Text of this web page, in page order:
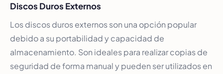
Discos Duros Externos
Los discos duros externos son una opción popular
debido a su portabilidad y capacidad de
almacenamiento. Son ideales para realizar copias de
seguridad de forma manual y pueden ser utilizados en